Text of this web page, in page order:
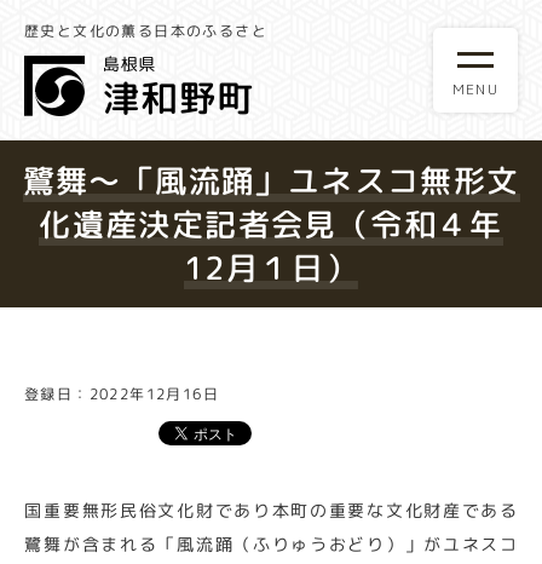
歴史と文化の薫る日本のふるさと
鷺舞～「風流踊」ユネスコ無形文
化遺産決定記者会見（令和４年
12月１日）
登録日：2022年12月16日
国重要無形民俗文化財であり本町の重要な文化財産である
鷺舞が含まれる「風流踊（ふりゅうおどり）」がユネスコ